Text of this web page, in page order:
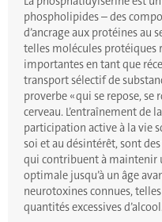
phospholipides – des
d’ancrage aux protéines au
telles molécules protéiques
importantes en tant que
transport sélectif de
proverbe « qui se repose, se
cerveau. L’entraînement de
participation active à la vie
soi et au désintérêt, sont
qui contribuent à maintenir
optimale jusqu’à un âge
neurotoxines connues,
quantités excessives